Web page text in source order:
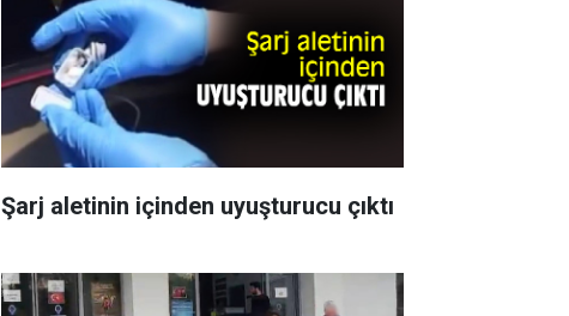
Şarj aletinin içinden uyuşturucu çıktı